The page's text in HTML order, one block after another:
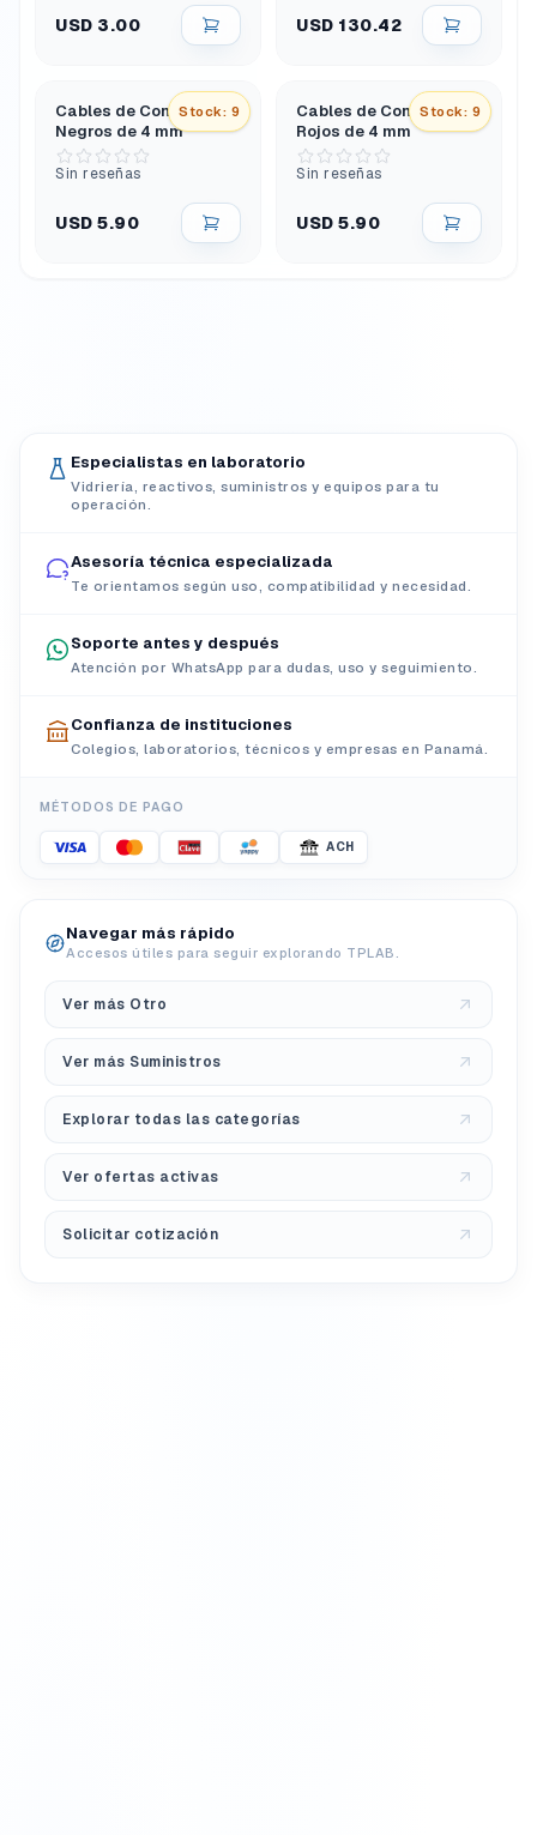
USD 3.00 USD 130.42
Stock: 9
Cables de Conexión
Negros de 4 mm
Sin reseñas
USD 5.90
Stock: 9
Cables de Conexión
Rojos de 4 mm
Sin reseñas
USD 5.90
Especialistas en laboratorio
Vidriería, reactivos, suministros y equipos para tu
operación.
Asesoría técnica especializada
Te orientamos según uso, compatibilidad y necesidad.
Soporte antes y después
Atención por WhatsApp para dudas, uso y seguimiento.
Confianza de instituciones
Colegios, laboratorios, técnicos y empresas en Panamá.
MÉTODOS DE PAGO
ACH
Navegar más rápido
Accesos útiles para seguir explorando TPLAB.
Ver más Otro
Ver más Suministros
Explorar todas las categorías
Ver ofertas activas
Solicitar cotización